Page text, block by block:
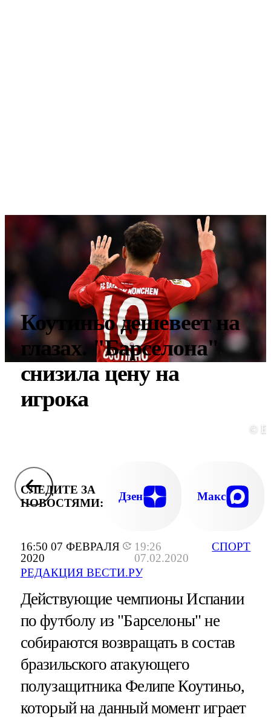
16:50 07 ФЕВРАЛЯ
2020
19:26
07.02.2020
РЕДАКЦИЯ ВЕСТИ.РУ
СПОРТ
Коутиньо дешевеет на
глазах. "Барселона"
снизила цену на
игрока
©
СЛЕДИТЕ ЗА
НОВОСТЯМИ:
Дзен Макс
Действующие чемпионы Испании
по футболу из "Барселоны" не
собираются возвращать в состав
бразильского атакующего
полузащитника Фелипе Коутиньо,
который на данный момент играет